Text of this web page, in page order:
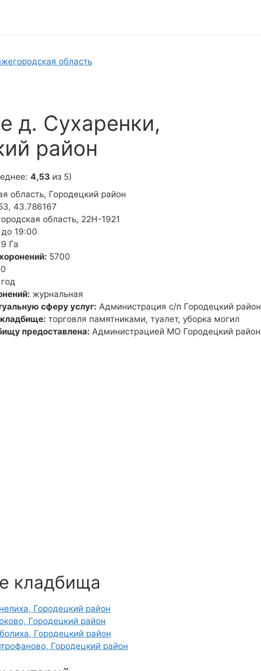
область
д. Сухаренки,
район
4,53 из 5)
область, Городецкий район
43.786167
область, 22Н-1921
19:00
Га
5700
журнальная
сферу услуг: Администрация с/п Городецкий район
торговля памятниками, туалет, уборка могил
предоставлена: Администрацией МО Городецкий район
кладбища
Городецкий район
Городецкий район
Городецкий район
Городецкий район